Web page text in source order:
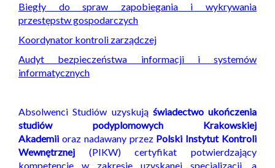
Biegły do spraw zapobiegania i wykrywania
przestępstw gospodarczych
Koordynator kontroli zarządczej
Audyt bezpieczeństwa informacji i systemów
informatycznych
Absolwenci Studiów uzyskują świadectwo ukończenia
studiów podyplomowych Krakowskiej
Akademii oraz nadawany przez Polski Instytut Kontroli
Wewnętrznej (PIKW) certyfikat potwierdzający
kompetencje w zakresie uzyskanej specjalizacji, a